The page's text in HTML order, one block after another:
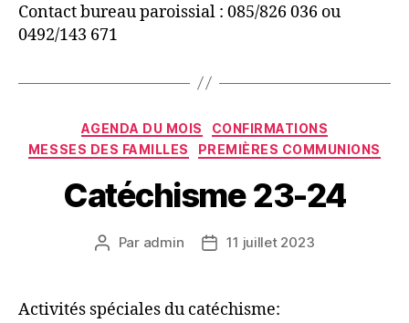
Contact bureau paroissial : 085/826 036 ou
0492/143 671
Catégories
AGENDA DU MOIS
CONFIRMATIONS
MESSES DES FAMILLES
PREMIÈRES COMMUNIONS
Catéchisme 23-24
Auteur
Par admin
Date11 juillet 2023
Activités spéciales du catéchisme: